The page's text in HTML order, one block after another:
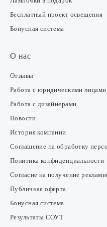
Бесплатный проект освещения
Бонусная система
О нас
Отзывы
Работа с юридическими лицами
Работа с дизайнерами
Новости
История компании
Соглашение на обработку
Политика конфиденциальности
Согласие на получение
Публичная оферта
Бонусная система
Результаты СОУТ